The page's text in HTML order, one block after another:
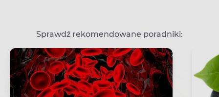
Sprawdź rekomendowane poradniki: